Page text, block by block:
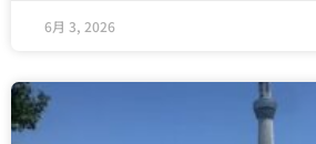
6月 3, 2026